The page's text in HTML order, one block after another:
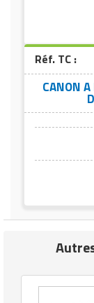
Réf. TC :
CANON